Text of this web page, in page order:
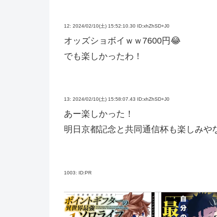
12: 2024/02/10(土) 15:52:10.30 ID:xhZhSD+J0
オッズショボイｗｗ7600円😂
でも楽しかったわ！
13: 2024/02/10(土) 15:58:07.43 ID:xhZhSD+J0
あー楽しかった！
明日京都記念と共同通信杯も楽しみや
1003: ID:PR